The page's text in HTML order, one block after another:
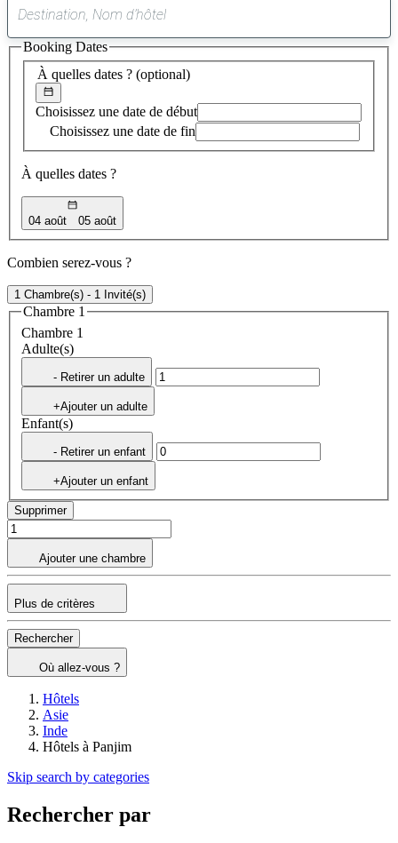
suggestion
trouvée
À quelles dates ? (optional)
Choisissez une date de début
Choisissez une date de fin
À quelles dates ?
04 août 05 août
Booking Dates
Combien serez-vous ?
1 Chambre(s) - 1 Invité(s)
Chambre 1
Chambre 1
Adulte(s)
- Retirer un adulte
+Ajouter un adulte
Enfant(s)
- Retirer un enfant
+Ajouter un enfant
Supprimer
Ajouter une chambre
Plus de critères
Rechercher
Où allez-vous ?
Hôtels
Asie
Inde
Hôtels à Panjim
Skip search by categories
Rechercher par